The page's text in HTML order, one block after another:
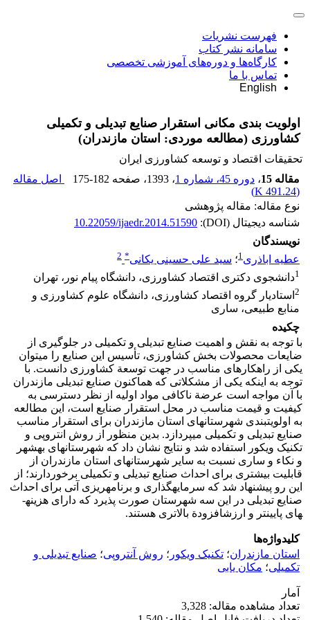
فهرست نشریات
سامانه نشر کتاب
کارگاه‌ها و دوره‌های آموزشی تخصصی
تماس با ما
English
اولویت بندی مکانی استقرار صنایع تبدیلی و تکمیلی
کشاورزی (مطالعه موردی: استان مازندران)
تحقیقات اقتصاد و توسعه کشاورزی ایران
مقاله 15
، دوره 45، شماره 1 ، 1393 ، صفحه 175-182
اصل مقاله
(
491.24 K
)
نوع مقاله: مقاله پژوهشی
شناسه دیجیتال (DOI):
10.22059/ijaedr.2014.51590
نویسندگان
عطیه اباذری1؛ سید علی حسینی یکانی*
2
1دانشجوی دکتری اقتصاد کشاورزی، دانشگاه پیام نور، تهران
2 استادیار گروه اقتصاد کشاورزی، دانشگاه علوم کشاورزی و
منابع طبیعی، ساری
چکیده
با توجه به نقش و اهمیت صنایع تبدیلی و تکمیلی در جلوگیری از
ضایعات محصولات بخش کشاورزی، تأسیس این صنایع را می­توان
یکی از راهکارهای مناسب در جهت توسعة کشاورزی دانست. با
توجه به اینکه یکی از مشکلاتی که هم­اکنون صنایع تبدیلی مازندران
با آن مواجه است عرضة ناکافی مواد اولیه از نظر دسترسی به
کیفیت و قیمت مناسب در محل استقرار صنایع است، این مطالعه
به اولویت­بندی شهرستان­های استان مازندران برای استقرار مناسب
صنایع تبدیلی و تکمیلی می­پردازد. بدین منظور از روش انتروپی و
تکنیک ویکور استفاده شد و نتایج نشان داد که شهرستان­های بهشهر
و نکاء و ساری نسبت به سایر شهرستان­های استان مازندران از
قابلیت­ بیشتری برای احداث صنایع تبدیلی و تکمیلی برخوردارند؛ از
این رو پیشنهاد ­شد که سرمایه­گذاری و برنامه­ریزی آتی برای احداث
صنایع تبدیلی در این سه شهرستان صورت پذیرد که دارای هزینه­
های پایین­تر و ارزش­افزودة بالاتری هستند.
کلیدواژه‌ها
استان مازندران؛ تکنیک ویکور ؛ روش آنتروپی؛ صنایع تبدیلی و
تکمیلی؛ مکان یابی
آمار
تعداد مشاهده مقاله: 3,328